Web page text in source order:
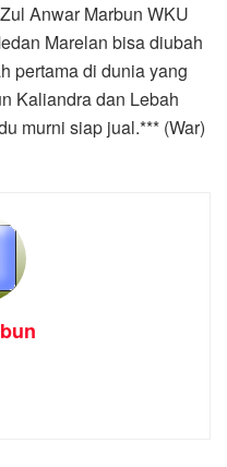
Anwar Marbun WKU
Marelan bisa diubah
pertama di dunia yang
Kaliandra dan Lebah
murni siap jual.*** (War)